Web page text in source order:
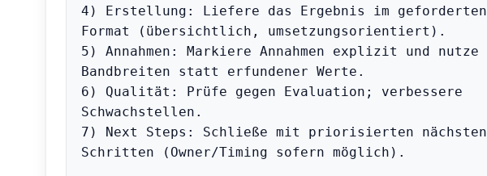
4) Erstellung: Liefere das Ergebnis im geforderten
Format (übersichtlich, umsetzungsorientiert).
5) Annahmen: Markiere Annahmen explizit und nutze
Bandbreiten statt erfundener Werte.
6) Qualität: Prüfe gegen Evaluation; verbessere
Schwachstellen.
7) Next Steps: Schließe mit priorisierten nächsten
Schritten (Owner/Timing sofern möglich).